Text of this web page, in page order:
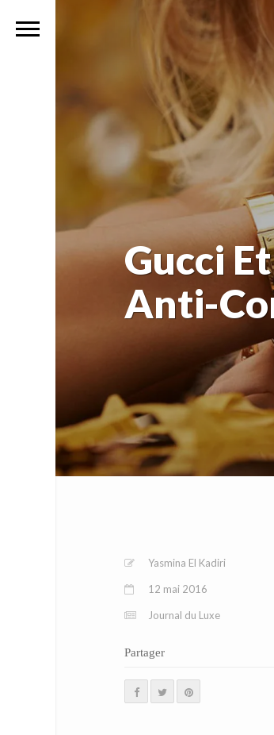
Gucci
Anti-
Yasmina El Kadiri
12 mai 2016
Journal du Luxe
Partager